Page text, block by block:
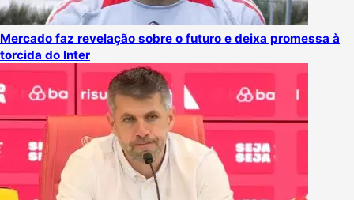
Mercado faz revelação sobre o futuro e deixa promessa à
torcida do Inter